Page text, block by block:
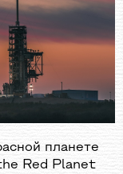
планете
Red Planet